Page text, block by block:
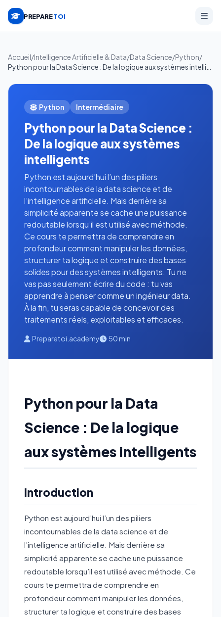
PREPARETOI
Accueil/Intelligence Artificielle & Data/Data Science/Python/
Python Intermédiaire
Python pour la Data Science :
De la logique aux systèmes
intelligents
Python est aujourd’hui l’un des piliers
incontournables de la data science et de
l’intelligence artificielle. Mais derrière sa
simplicité apparente se cache une puissance
redoutable lorsqu’il est utilisé avec méthode.
Ce cours te permettra de comprendre en
profondeur comment manipuler les données,
structurer ta logique et construire des bases
solides pour des systèmes intelligents. Tu ne
vas pas seulement écrire du code : tu vas
apprendre à penser comme un ingénieur data.
À la fin, tu seras capable de concevoir des
traitements réels, exploitables et efficaces.
Preparetoi.academy 50 min
Python pour la Data
Science : De la logique
aux systèmes intelligents
Introduction
Python est aujourd’hui l’un des piliers
incontournables de la data science et de
l’intelligence artificielle. Mais derrière sa
simplicité apparente se cache une puissance
redoutable lorsqu’il est utilisé avec méthode. Ce
cours te permettra de comprendre en
profondeur comment manipuler les données,
structurer ta logique et construire des bases